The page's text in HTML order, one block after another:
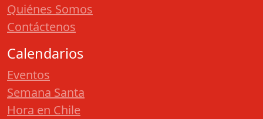
Quiénes Somos
Contáctenos
Calendarios
Eventos
Semana Santa
Hora en Chile